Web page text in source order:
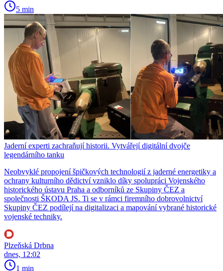
5 min
Jaderní experti zachraňují historii. Vytvářejí digitální dvojče
legendárního tanku
Neobvyklé propojení špičkových technologií z jaderné energetiky a
ochrany kulturního dědictví vzniklo díky spolupráci Vojenského
historického ústavu Praha a odborníků ze Skupiny ČEZ a
společnosti ŠKODA JS. Ti se v rámci firemního dobrovolnictví
Skupiny ČEZ podílejí na digitalizaci a mapování vybrané historické
vojenské techniky.
Plzeňská Drbna
dnes, 12:02
1 min